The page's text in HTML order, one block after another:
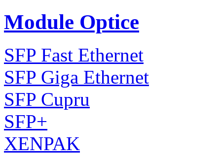
Module Optice
SFP Fast Ethernet
SFP Giga Ethernet
SFP Cupru
SFP+
XENPAK